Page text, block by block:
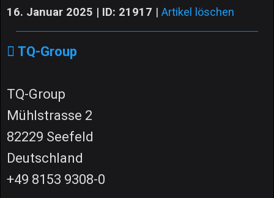
16. Januar 2025 | ID: 21917 | Artikel löschen
TQ-Group
TQ-Group
Mühlstrasse 2
82229 Seefeld
Deutschland
+49 8153 9308-0